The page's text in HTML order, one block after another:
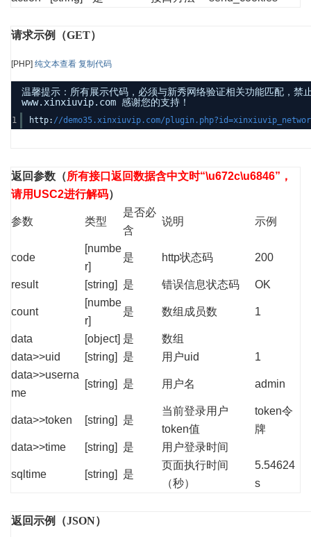
请求示例（GET）
[PHP] 纯文本查看 复制代码
温馨提示：所有展示代码，必须与新秀网络验证相关功能匹配，禁
www.xinxiuvip.com 感谢您的支持！
1 http: //demo35.xinxiuvip.com/
返回参数 （所有接口返回数据含中文时“\u672c\u6846”，
请用USC2进行解码）
参数 类型
是否必
含
说明 示例
code
[numbe
r]
是 http状态码 200
result [string] 是 错误信息状态码 OK
count
[numbe
r]
是 数组成员数 1
data [object] 是
数组
data>>uid
[string] 是 用户uid
1
data>>userna
me
[string] 是 用户名 admin
data>>token [string] 是
当前登录用户
token值
token令
牌
data>>time
[string] 是 用户登录时间
sqltime [string] 是
页面执行时间
（秒）
5.54624
s
返回示例（JSON）